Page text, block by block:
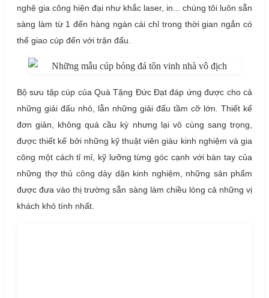
nghệ gia công hiện đại như khắc laser, in... chúng tôi luôn sẵn
sàng làm từ 1 đến hàng ngàn cái chỉ trong thời gian ngắn có
thể giao cúp đến với trận đấu.
Bộ sưu tập cúp của Quà Tặng Đức Đạt đáp ứng được cho cả
những giải đấu nhỏ, lẫn những giải đấu tầm cỡ lớn. Thiết kế
đơn giản, không quá cầu kỳ nhưng lại vô cùng sang trọng,
được thiết kế bởi những kỹ thuật viên giàu kinh nghiệm và gia
công một cách tỉ mỉ, kỹ lưỡng từng góc cạnh với bàn tay của
những thợ thủ công dày dặn kinh nghiệm, những sản phẩm
được đưa vào thị trường sẵn sàng làm chiều lòng cả những vị
khách khó tính nhất.